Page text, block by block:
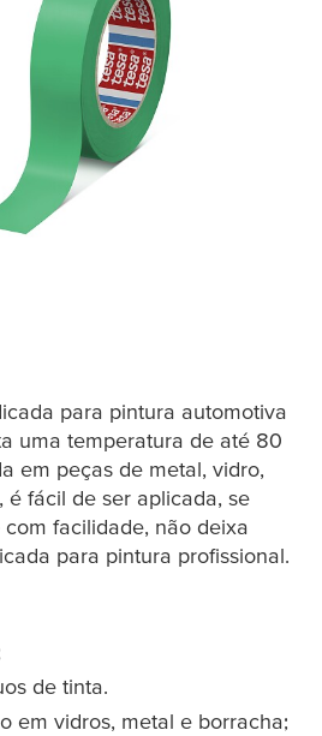
para pintura automotiva
uma temperatura de até 80
em peças de metal, vidro,
é fácil de ser aplicada, se
facilidade, não deixa
para pintura profissional.
de tinta.
em vidros, metal e borracha;